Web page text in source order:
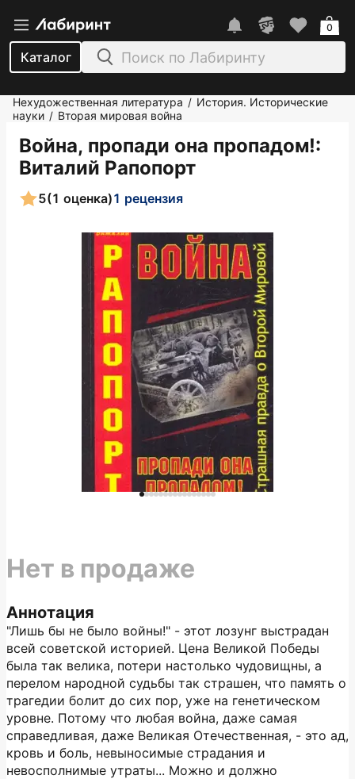
Каталог
0
Нехудожественная литература / История. Исторические
науки / Вторая мировая война
Война, пропади она пропадом!:
Виталий Рапопорт
5(1 оценка)1 рецензия
Аннотация
"Лишь бы не было войны!" - этот лозунг выстрадан
всей советской историей. Цена Великой Победы
была так велика, потери настолько чудовищны, а
перелом народной судьбы так страшен, что память о
трагедии болит до сих пор, уже на генетическом
уровне. Потому что любая война, даже самая
справедливая, даже Великая Отечественная, - это ад,
кровь и боль, невыносимые страдания и
невосполнимые утраты... Можно и должно
Нет в продаже